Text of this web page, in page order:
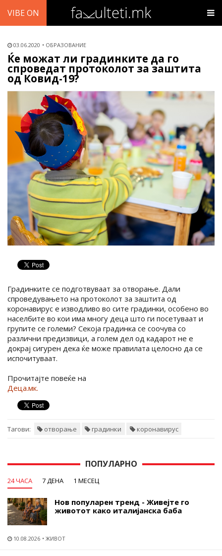
VIBE ON
03.06.2020 ОБРАЗОВАНИЕ
Ќе можат ли градинките да го
спроведат протоколот за заштита
од Ковид-19?
Градинките се подготвуваат за отворање. Дали
спроведувањето на протоколот за заштита од
коронавирус е изводливо во сите градинки, особено во
населбите во кои има многу деца што ги посетуваат и
групите се големи? Секоја градинка се соочува со
различни предизвици, а голем дел од кадарот не е
докрај сигурен дека ќе може правилата целосно да се
испочитуваат.
Прочитајте повеќе на
Деца.мк.
Тагови: отворање градинки коронавирус
ПОПУЛАРНО
24 ЧАСА 7 ДЕНА 1 МЕСЕЦ
Нов популарен тренд - Живејте го
животот како италијанска баба
10.08.2026 ЖИВОТ